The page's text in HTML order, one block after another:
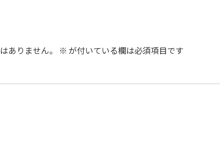
ありません。 ※ が付いている欄は必須項目です